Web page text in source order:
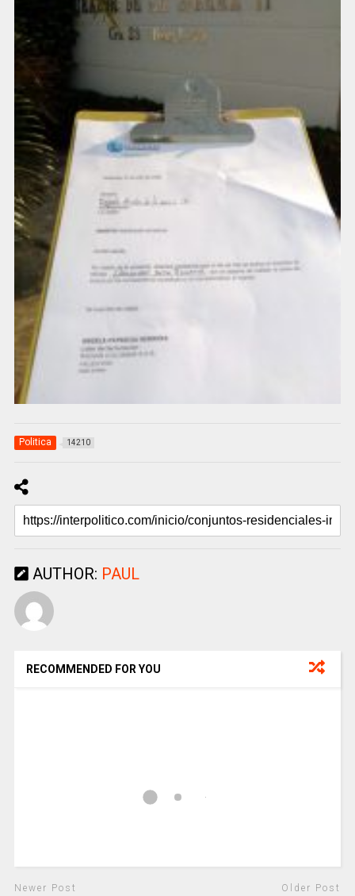
Politica 14210
AUTHOR: PAUL
RECOMMENDED FOR YOU
Newer Post Older Post